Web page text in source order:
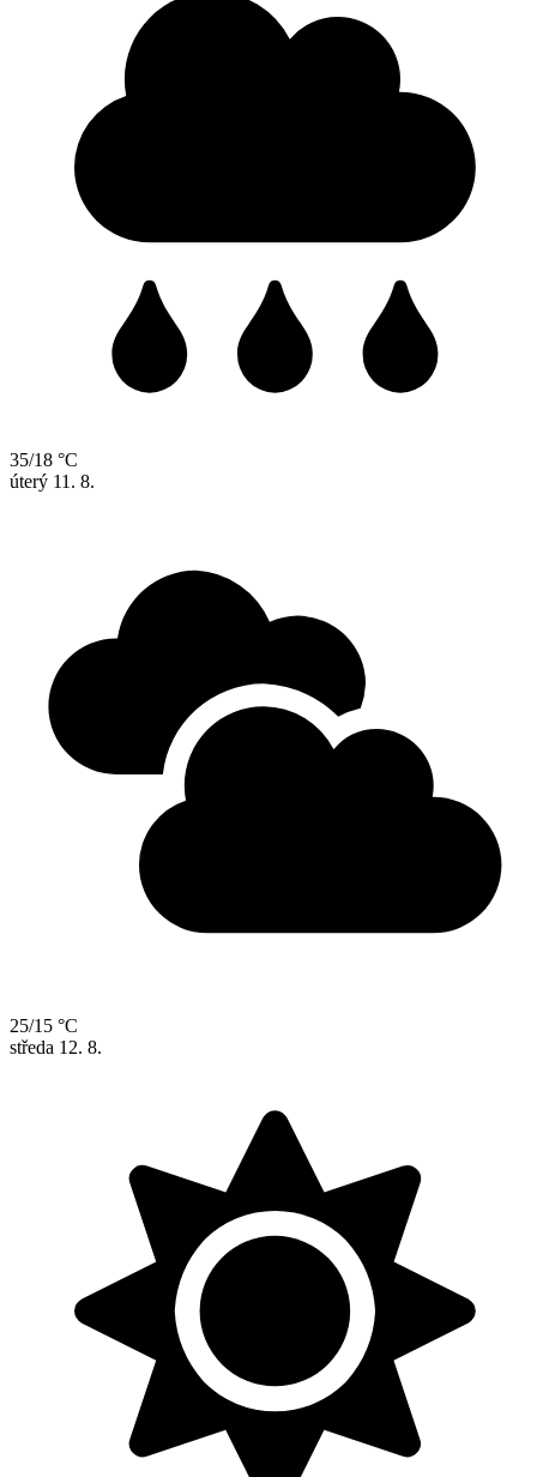
35/18 °C
úterý 11. 8.
25/15 °C
středa 12. 8.